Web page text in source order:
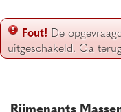
Fout! De
uitgeschakeld. Ga
Rijmenants